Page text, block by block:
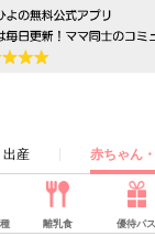
出産 赤ちゃん
離乳食 優待パス